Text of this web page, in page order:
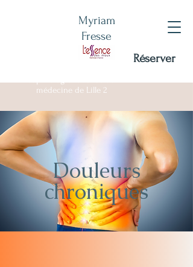
Myriam
Fresse
médecine de Lille 2
Réserver
Douleurs
chroniques